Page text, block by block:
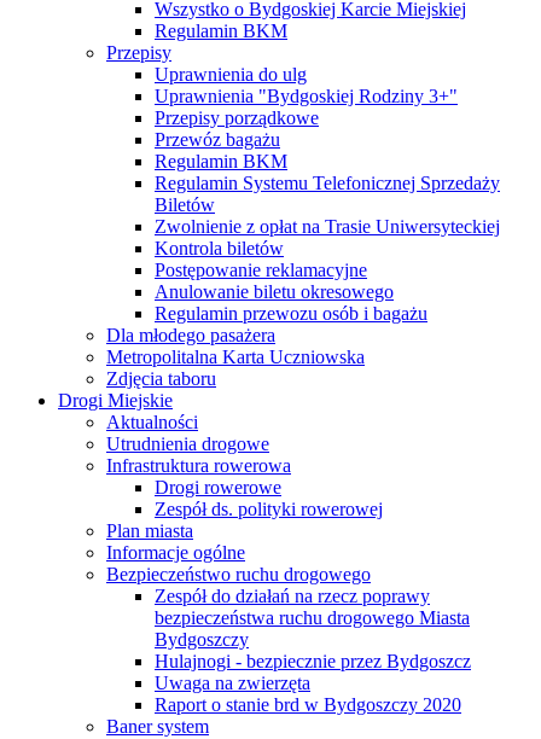
Wszystko o Bydgoskiej Karcie Miejskiej
Regulamin BKM
Przepisy
Uprawnienia do ulg
Uprawnienia "Bydgoskiej Rodziny 3+"
Przepisy porządkowe
Przewóz bagażu
Regulamin BKM
Regulamin Systemu Telefonicznej Sprzedaży
Biletów
Zwolnienie z opłat na Trasie Uniwersyteckiej
Kontrola biletów
Postępowanie reklamacyjne
Anulowanie biletu okresowego
Regulamin przewozu osób i bagażu
Dla młodego pasażera
Metropolitalna Karta Uczniowska
Zdjęcia taboru
Drogi Miejskie
Aktualności
Utrudnienia drogowe
Infrastruktura rowerowa
Drogi rowerowe
Zespół ds. polityki rowerowej
Plan miasta
Informacje ogólne
Bezpieczeństwo ruchu drogowego
Zespół do działań na rzecz poprawy
bezpieczeństwa ruchu drogowego Miasta
Bydgoszczy
Hulajnogi - bezpiecznie przez Bydgoszcz
Uwaga na zwierzęta
Raport o stanie brd w Bydgoszczy 2020
Baner system